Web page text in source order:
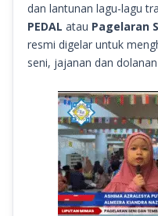
dan lantunan lagu-lagu
PEDAL atau Pagelaran
resmi digelar untuk
seni, jajanan dan